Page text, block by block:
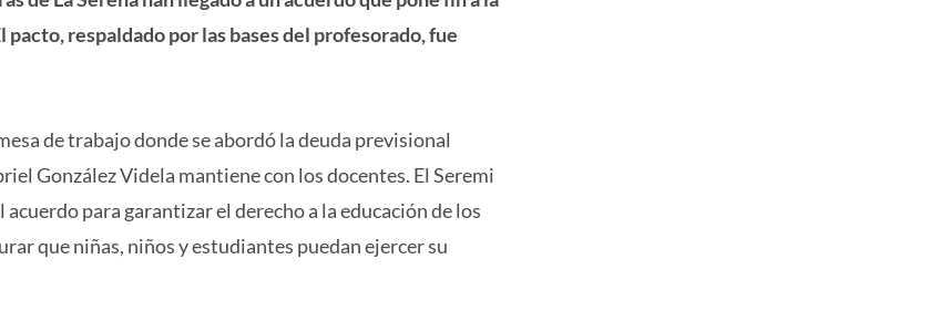
respaldado por las bases del profesorado, fue
de trabajo donde se abordó la deuda previsional
González Videla mantiene con los docentes. El Seremi
para garantizar el derecho a la educación de los
que niñas, niños y estudiantes puedan ejercer su